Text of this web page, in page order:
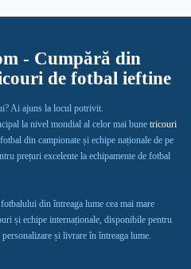
- Cumpără din
de fotbal ieftine
Ai ajuns la locul potrivit.
la nivel mondial al celor mai bune tricouri
din campionate și echipe naționale de pe
prețuri excelente la echipamente de fotbal
din întreaga lume cea mai mare
și echipe internaționale, disponibile pentru
și livrare în întreaga lume.